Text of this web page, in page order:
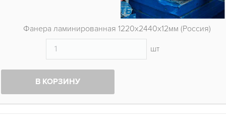
Фанера ламинированная 1220х2440х12мм (Россия)
шт
В КОРЗИНУ